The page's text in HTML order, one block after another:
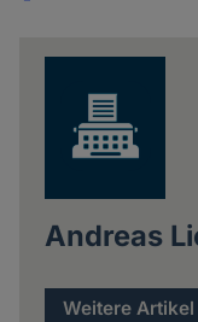
Share
Andreas
Weitere